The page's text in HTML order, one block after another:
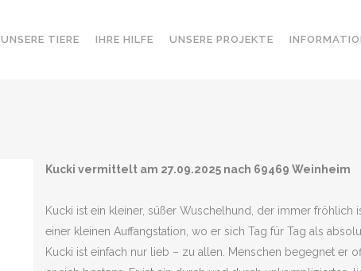
UNSERE TIERE IHRE HILFE UNSERE PROJEKTE
Kucki vermittelt am 27.09.2025 nach 69469 Weinheim
Kucki ist ein kleiner, süßer Wuschelhund, der immer fröhlich
einer kleinen Auffangstation, wo er sich Tag für Tag als
Kucki ist einfach nur lieb – zu allen. Menschen begegnet er